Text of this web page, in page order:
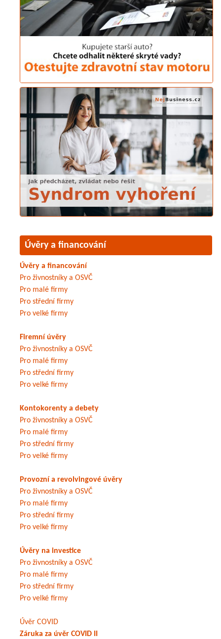
Úvěry a financování
Úvěry a financování
Pro živnostníky a OSVČ
Pro malé firmy
Pro střední firmy
Pro velké firmy
Firemní úvěry
Pro živnostníky a OSVČ
Pro malé firmy
Pro střední firmy
Pro velké firmy
Kontokorenty a debety
Pro živnostníky a OSVČ
Pro malé firmy
Pro střední firmy
Pro velké firmy
Provozní a revolvingové úvěry
Pro živnostníky a OSVČ
Pro malé firmy
Pro střední firmy
Pro velké firmy
Úvěry na investice
Pro živnostníky a OSVČ
Pro malé firmy
Pro střední firmy
Pro velké firmy
Úvěr COVID
Záruka za úvěr COVID II